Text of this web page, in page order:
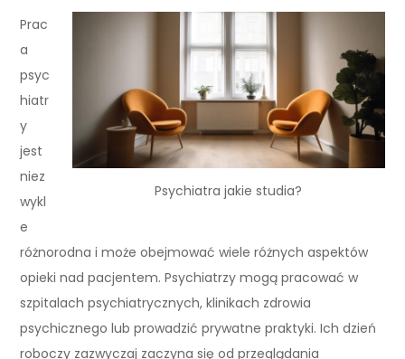
Psychiatra jakie studia?
Prac
a
psyc
hiatr
y
jest
niez
wykl
e
różnorodna i może obejmować wiele różnych aspektów
opieki nad pacjentem. Psychiatrzy mogą pracować w
szpitalach psychiatrycznych, klinikach zdrowia
psychicznego lub prowadzić prywatne praktyki. Ich dzień
roboczy zazwyczaj zaczyna się od przeglądania